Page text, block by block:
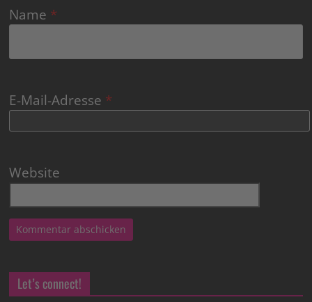
Name *
E-Mail-Adresse *
Website
Let’s connect!